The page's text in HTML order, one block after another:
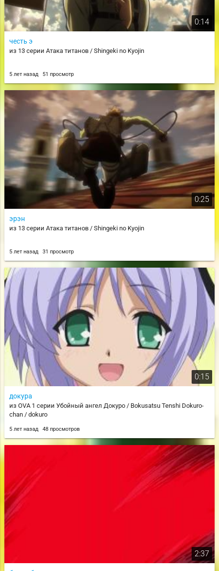
0:14
честь э
из 13 серии Атака титанов / Shingeki no Kyojin
5 лет назад 51 просмотр
0:25
эрэн
из 13 серии Атака титанов / Shingeki no Kyojin
5 лет назад 31 просмотр
0:15
докура
из OVA 1 серии Убойный ангел Докуро / Bokusatsu Tenshi Dokuro-
chan / dokuro
5 лет назад 48 просмотров
2:37